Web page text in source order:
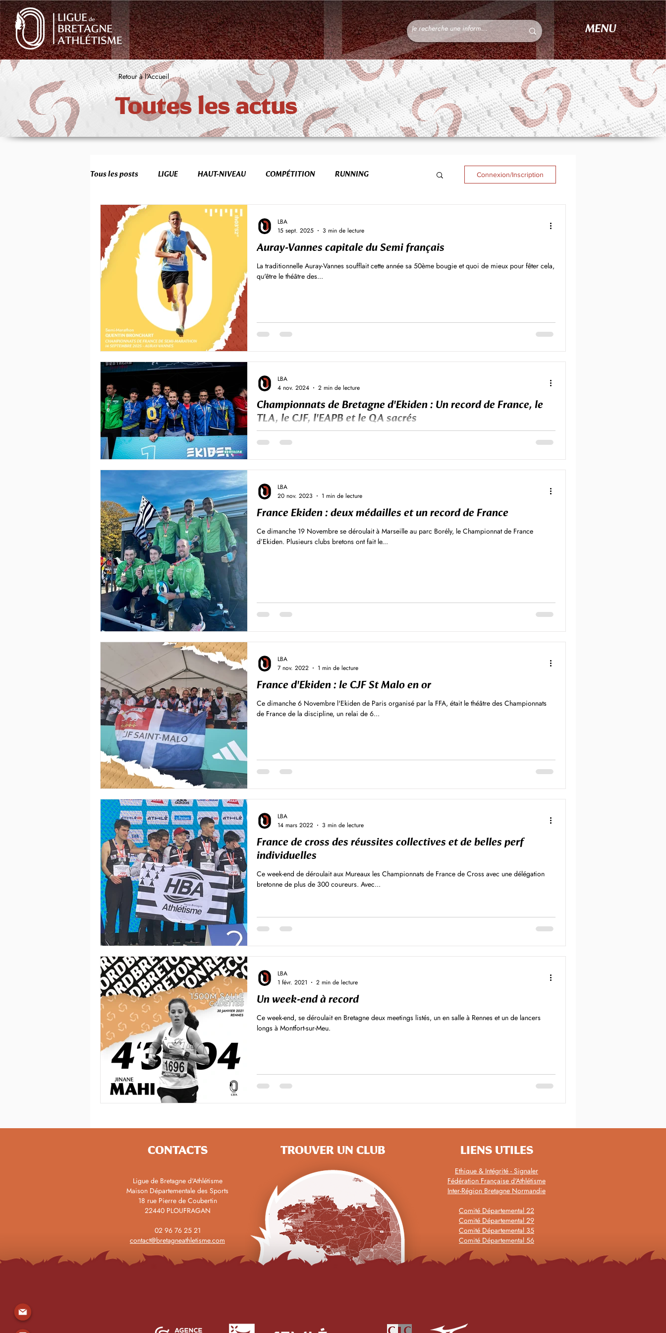
MENU
Retour à l'Accueil
Toutes les actus
Tous les posts LIGUE HAUT-NIVEAU COMPÉTITION RUNNING
FORMATION JEUNES FORME & SANTÉ
Connexion/Inscription
Auray-Vannes capitale du Semi français
La traditionnelle Auray-Vannes soufflait cette année sa 50ème bougie et quoi de mieux pour fêter cela,
qu'être le théâtre des...
LBA
15 sept. 2025
3 min de lecture
Championnats de Bretagne d'Ekiden : Un record de France, le
TLA, le CJF, l'EAPB et le QA sacrés
Malo s'est déroulé ce dimanche 3...
LBA
4 nov. 2024
2 min de lecture
France Ekiden : deux médailles et un record de France
Ce dimanche 19 Novembre se déroulait à Marseille au parc Borély, le Championnat de France
d’Ekiden. Plusieurs clubs bretons ont fait le...
LBA
20 nov. 2023
1 min de lecture
France d'Ekiden : le CJF St Malo en or
Ce dimanche 6 Novembre l'Ekiden de Paris organisé par la FFA, était le théâtre des Championnats
de France de la discipline, un relai de 6...
LBA
7 nov. 2022
1 min de lecture
France de cross des réussites collectives et de belles perf
individuelles
Ce week-end de déroulait aux Mureaux les Championnats de France de Cross avec une délégation
bretonne de plus de 300 coureurs. Avec...
LBA
14 mars 2022
3 min de lecture
Un week-end à record
Ce week-end, se déroulait en Bretagne deux meetings listés, un en salle à Rennes et un de lancers
longs à Montfort-sur-Meu.
LBA
1 févr. 2021
2 min de lecture
CONTACTS LIENS UTILES
Ethique & Intégrité - Signaler
Fédération Française d'Athlétisme
Inter-Région Bretagne Normandie
Comité Départemental 22
Comité Départemental 29
Comité Départemental 35
Comité Départemental 56
Ligue de Bretagne d'Athlétisme
Maison Départementale des Sports
18 rue Pierre de Coubertin
22440 PLOUFRAGAN
02 96 76 25 21
contact@bretagneathletisme.com
TROUVER UN CLUB